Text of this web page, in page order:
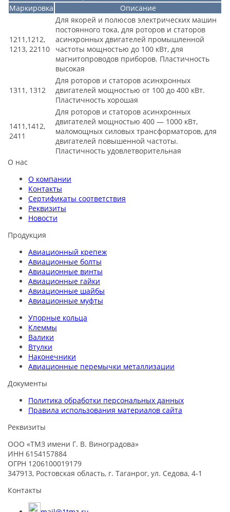
Маркировка
Описание
1211,1212,
1213, 22110
Для якорей и полюсов электрических машин
постоянного тока, для роторов и статоров
асинхронных двигателей промышленной
частоты мощностью до 100 кВт, для
магнитопроводов приборов. Пластичность
высокая
1311, 1312
Для роторов и статоров асинхронных
двигателей мощностью от 100 до 400 кВт.
Пластичность хорошая
1411,1412,
2411
Для роторов и статоров асинхронных
двигателей мощностью 400 — 1000 кВт,
маломощных силовых трансформаторов, для
двигателей повышенной частоты.
Пластичность удовлетворительная
О нас
О компании
Контакты
Сертификаты соответствия
Реквизиты
Новости
Продукция
Авиационный крепеж
Авиационные болты
Авиационные винты
Авиационные гайки
Авиационные шайбы
Авиационные муфты
Упорные кольца
Клеммы
Валики
Втулки
Наконечники
Авиационные перемычки металлизации
Документы
Политика обработки персональных данных
Правила использования материалов сайта
Реквизиты
ООО «ТМЗ имени Г. В. Виноградова»
ИНН 6154157884
ОГРН 1206100019179
347913, Ростовская область, г. Таганрог, ул. Седова, 4-1
Контакты